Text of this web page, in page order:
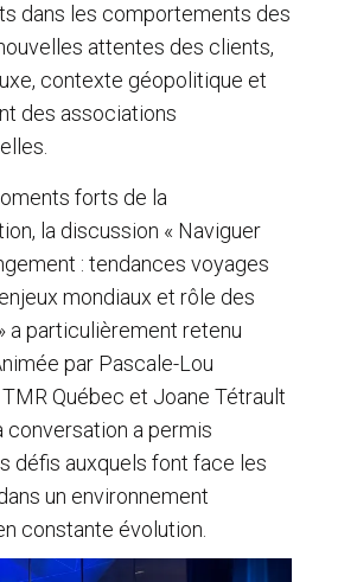
dans les comportements des
attentes des clients,
contexte géopolitique et
des associations
forts de la
la discussion « Naviguer
: tendances voyages
mondiaux et rôle des
a particulièrement retenu
par Pascale-Lou
Québec et Joane Tétrault
conversation a permis
défis auxquels font face les
un environnement
constante évolution.